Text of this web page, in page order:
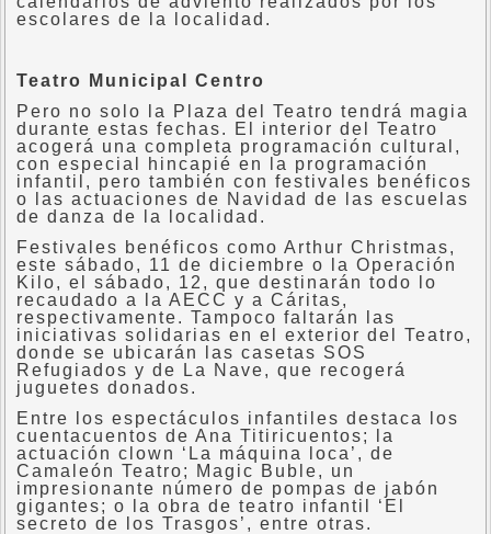
escolares de la localidad.
Teatro Municipal Centro
Pero no solo la Plaza del Teatro tendrá magia
durante estas fechas. El interior del Teatro
acogerá una completa programación cultural,
con especial hincapié en la programación
infantil, pero también con festivales benéficos
o las actuaciones de Navidad de las escuelas
de danza de la localidad.
Festivales benéficos como Arthur Christmas,
este sábado, 11 de diciembre o la Operación
Kilo, el sábado, 12, que destinarán todo lo
recaudado a la AECC y a Cáritas,
respectivamente. Tampoco faltarán las
iniciativas solidarias en el exterior del Teatro,
donde se ubicarán las casetas SOS
Refugiados y de La Nave, que recogerá
juguetes donados.
Entre los espectáculos infantiles destaca los
cuentacuentos de Ana Titiricuentos; la
actuación clown ‘La máquina loca’, de
Camaleón Teatro; Magic Buble, un
impresionante número de pompas de jabón
gigantes; o la obra de teatro infantil ‘El
secreto de los Trasgos’, entre otras.